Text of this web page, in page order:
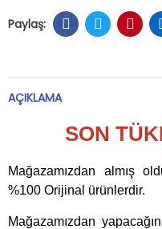
AÇIKLAMA
SON
Mağazamızdan almış
%100 Orijinal ürünlerdir.
Mağazamızdan